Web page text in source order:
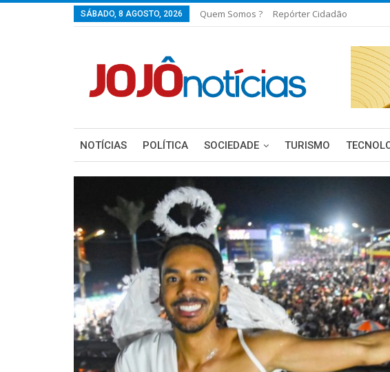
SÁBADO, 8 AGOSTO, 2026 Quem Somos ? Repórter Cidadão
NOTÍCIAS POLÍTICA SOCIEDADE TURISMO